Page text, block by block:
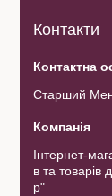
Контакти
Старший
Інтернет-
в та товарів
р"